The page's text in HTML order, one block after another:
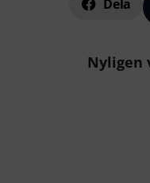
Dela
Nyligen